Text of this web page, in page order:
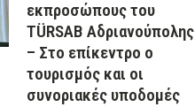
εκπροσώπους του
TÜRSAB Αδριανούπολης
– Στο επίκεντρο ο
τουρισμός και οι
συνοριακές υποδομές